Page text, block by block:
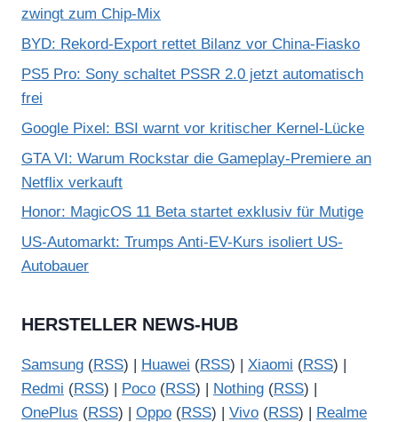
zwingt zum Chip-Mix
BYD: Rekord-Export rettet Bilanz vor China-Fiasko
PS5 Pro: Sony schaltet PSSR 2.0 jetzt automatisch
frei
Google Pixel: BSI warnt vor kritischer Kernel-Lücke
GTA VI: Warum Rockstar die Gameplay-Premiere an
Netflix verkauft
Honor: MagicOS 11 Beta startet exklusiv für Mutige
US-Automarkt: Trumps Anti-EV-Kurs isoliert US-
Autobauer
HERSTELLER NEWS-HUB
Samsung (RSS) | Huawei (RSS) | Xiaomi (RSS) |
Redmi (RSS) | Poco (RSS) | Nothing (RSS) |
OnePlus (RSS) | Oppo (RSS) | Vivo (RSS) | Realme